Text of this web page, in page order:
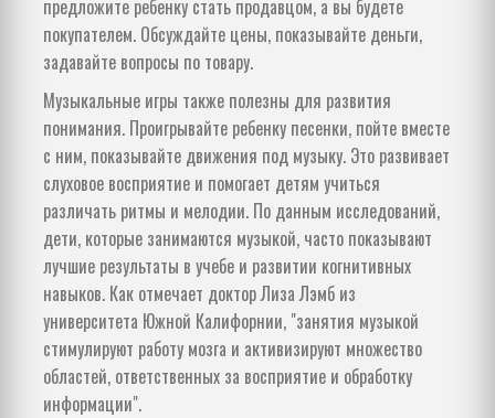
предложите ребенку стать продавцом, а вы будете
покупателем. Обсуждайте цены, показывайте деньги,
задавайте вопросы по товару.
Музыкальные игры также полезны для развития
понимания. Проигрывайте ребенку песенки, пойте вместе
с ним, показывайте движения под музыку. Это развивает
слуховое восприятие и помогает детям учиться
различать ритмы и мелодии. По данным исследований,
дети, которые занимаются музыкой, часто показывают
лучшие результаты в учебе и развитии когнитивных
навыков. Как отмечает доктор Лиза Лэмб из
университета Южной Калифорнии, "занятия музыкой
стимулируют работу мозга и активизируют множество
областей, ответственных за восприятие и обработку
информации".